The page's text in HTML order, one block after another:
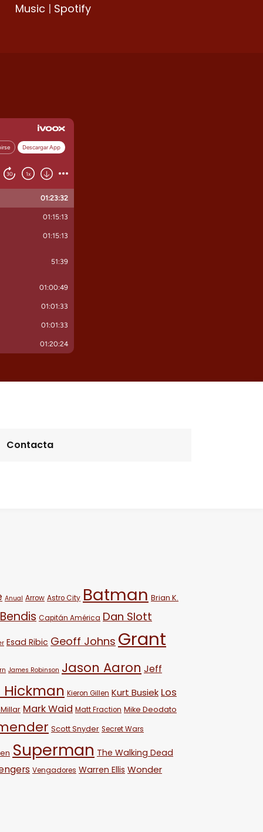
Music | Spotify
Contacta
Anual Arrow Astro City Batman Brian K.
Capitán América Dan Slott
Esad Ribic Geoff Johns Grant
James Robinson Jason Aaron Jeff
Kieron Gillen Kurt Busiek Los
Mark Waid Matt Fraction Mike Deodato
Scott Snyder Secret Wars
Superman The Walking Dead
Vengadores Warren Ellis Wonder